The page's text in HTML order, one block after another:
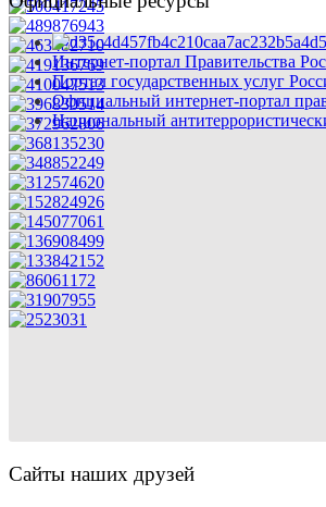
Интернет-портал Правительства
Портал государственных услуг
Официальный интернет-портал
Национальный
Сайты наших друзей